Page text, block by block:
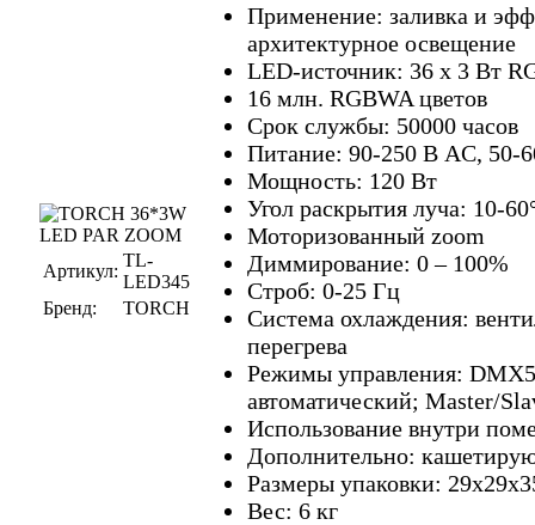
Артикул:
TL-
LED345
Бренд:
TORCH
Применение: заливка и
архитектурное освещение
LED-источник: 36 х 3 Вт
16 млн. RGBWA цветов
Срок службы: 50000 часов
Питание: 90-250 В AC, 50-
Мощность: 120 Вт
Угол раскрытия луча: 10-
Моторизованный zoom
Диммирование: 0 – 100%
Строб: 0-25 Гц
Система охлаждения:
перегрева
Режимы управления:
автоматический; Master/
Использование внутри
Дополнительно:
Размеры упаковки:
Вес: 6 кг